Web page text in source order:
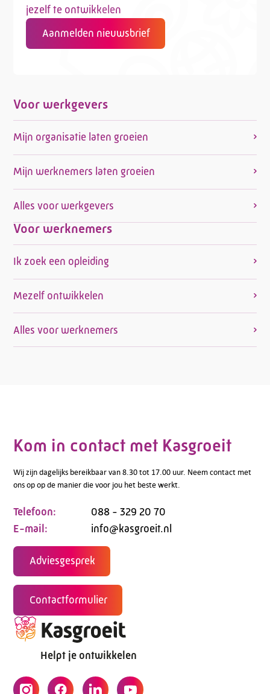
jezelf te ontwikkelen
Aanmelden nieuwsbrief
Voor werkgevers
Mijn organisatie laten groeien
Mijn werknemers laten groeien
Alles voor werkgevers
Voor werknemers
Ik zoek een opleiding
Mezelf ontwikkelen
Alles voor werknemers
Kom in contact met Kasgroeit
Wij zijn dagelijks bereikbaar van 8.30 tot 17.00 uur. Neem contact met
ons op op de manier die voor jou het beste werkt.
Telefoon:
088 - 329 20 70
E-mail:
info@kasgroeit.nl
Adviesgesprek
Contactformulier
Helpt je ontwikkelen